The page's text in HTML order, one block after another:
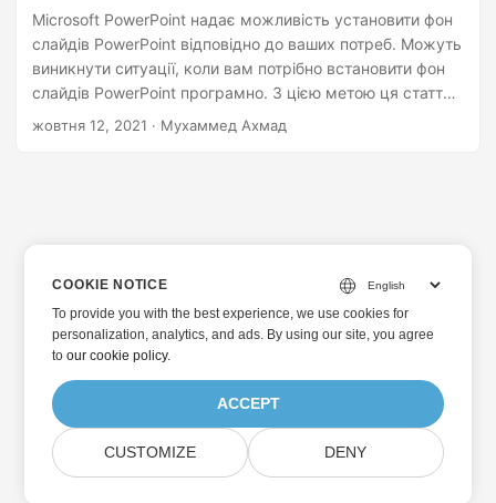
Microsoft PowerPoint надає можливість установити фон
слайдів PowerPoint відповідно до ваших потреб. Можуть
виникнути ситуації, коли вам потрібно встановити фон
слайдів PowerPoint програмно. З цією метою ця стаття
навчить вас, як налаштувати фон слайдів PowerPoint за
жовтня 12, 2021 · Мухаммед Ахмад
COOKIE NOTICE
To provide you with the best experience, we use cookies for
personalization, analytics, and ads. By using our site, you agree
toour cookie policy.
ACCEPT
CUSTOMIZE DENY